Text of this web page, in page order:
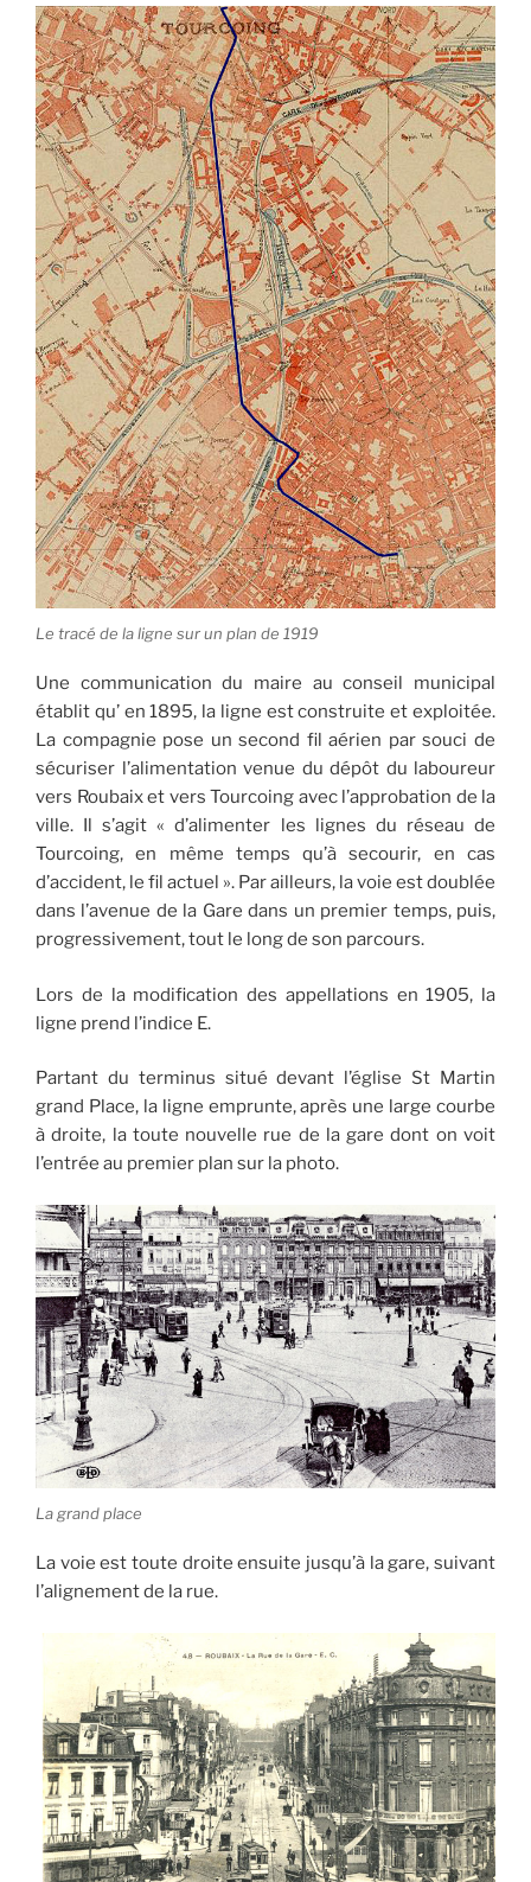
Le tracé de la ligne sur un plan de 1919
Une communication du maire au conseil municipal
établit qu’ en 1895, la ligne est construite et exploitée.
La compagnie pose un second fil aérien par souci de
sécuriser l’alimentation venue du dépôt du laboureur
vers Roubaix et vers Tourcoing avec l’approbation de la
ville. Il s’agit « d’alimenter les lignes du réseau de
Tourcoing, en même temps qu’à secourir, en cas
d’accident, le fil actuel ». Par ailleurs, la voie est doublée
dans l’avenue de la Gare dans un premier temps, puis,
progressivement, tout le long de son parcours.
Lors de la modification des appellations en 1905, la
ligne prend l’indice E.
Partant du terminus situé devant l’église St Martin
grand Place, la ligne emprunte, après une large courbe
à droite, la toute nouvelle rue de la gare dont on voit
l’entrée au premier plan sur la photo.
La grand place
La voie est toute droite ensuite jusqu’à la gare, suivant
l’alignement de la rue.